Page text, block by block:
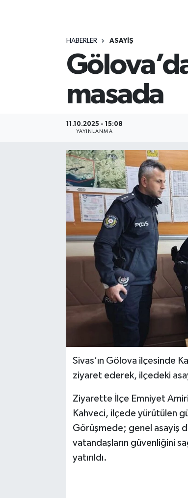
HABERLER ASAYİŞ
masada
11.10.2025 - 15:08
YAYINLANMA
Sivas’ın Gölova ilçesinde
ziyaret ederek, ilçedeki
Ziyarette İlçe Emniyet
Kahveci, ilçede yürütülen
Görüşmede; genel asayiş
vatandaşların güvenliğini
yatırıldı.
ÖZEL HABER
RESMİ İLANLAR
SPONSORLU YAZI